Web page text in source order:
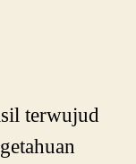
terwujud